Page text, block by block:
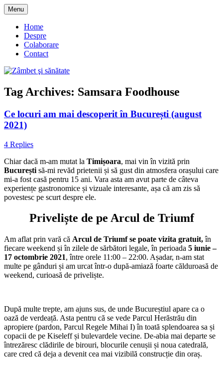
Skip
to
content
Zâmbet şi sănătate
Menu
Home
Despre
Colaborare
Contact
Tag Archives: Samsara Foodhouse
Ce locuri am mai descoperit în București (august
2021)
4 Replies
Chiar dacă m-am mutat la Timișoara, mai vin în vizită prin
București să-mi revăd prietenii și să gust din atmosfera orașului care
mi-a fost casă pentru 15 ani. Vara asta am avut parte de câteva
experiențe gastronomice și vizuale interesante, așa că am zis să
povestesc pe scurt despre ele.
Priveliște de pe Arcul de Triumf
Am aflat prin vară că Arcul de Triumf se poate vizita gratuit,în
fiecare weekend și în zilele de sărbători legale, în perioada 5 iunie –
17 octombrie 2021, între orele 11:00 – 22:00. Așadar, n-am stat
multe pe gânduri și am urcat într-o după-amiază foarte călduroasă de
weekend, curioasă de priveliște.
După multe trepte, am ajuns sus, de unde Bucureștiul apare ca o
oază de verdeață. Asta pentru că se vede Parcul Herăstrău din
apropiere (pardon, Parcul Regele Mihai I) în toată splendoarea sa și
copacii de pe Kiseleff și bulevardele vecine. De-abia mai departe se
întrezăresc clădirile de birouri, blocurile cenușii și noua catedrală,
care cred că deja a devenit cea mai vizibilă construcție din oraș.